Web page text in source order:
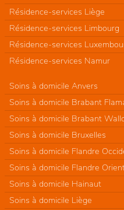
Résidence-services Liège
Résidence-services Limbourg
Résidence-services
Résidence-services Namur
Soins à domicile Anvers
Soins à domicile Brabant
Soins à domicile Brabant
Soins à domicile Bruxelles
Soins à domicile Flandre
Soins à domicile Flandre
Soins à domicile Hainaut
Soins à domicile Liège